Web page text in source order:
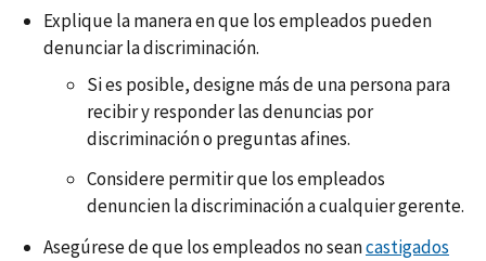
Explique la manera en que los empleados pueden
denunciar la discriminación.
Si es posible, designe más de una persona para
recibir y responder las denuncias por
discriminación o preguntas afines.
Considere permitir que los empleados
denuncien la discriminación a cualquier gerente.
Asegúrese de que los empleados no seancastigados